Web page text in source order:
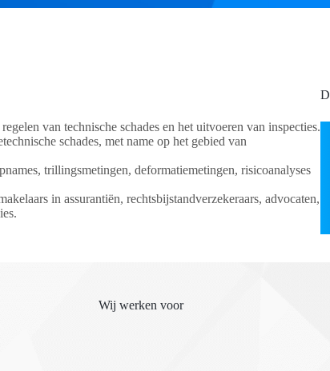
van technische schades en het uitvoeren van inspecties.
schades, met name op het gebied van
trillingsmetingen, deformatiemetingen, risicoanalyses
in assurantiën, rechtsbijstandverzekeraars, advocaten,
Wij werken voor